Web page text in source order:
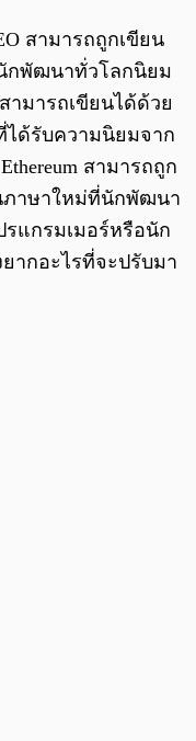
สามารถถูกเขียน
กพัฒนาทั่วโลกนิยม
มารถเขียนได้ด้วย
ได้รับความนิยมจาก
สามารถถูก
ภาษาใหม่ที่นักพัฒนา
รแกรมเมอร์หรือนัก
ากอะไรที่จะปรับมา